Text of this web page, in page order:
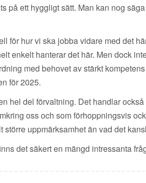
på ett hyggligt sätt. Man kan nog
för hur vi ska jobba vidare med det
enkelt hanterar det här. Men dock
med behovet av stärkt
för 2025.
hel del förvaltning. Det handlar
oss och som förhoppningsvis
uppmärksamhet än vad det
det säkert en mängd intressanta